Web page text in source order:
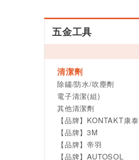
五金工具
清潔劑
除鏽/防水/吹塵劑
電子清潔(組)
其他清潔劑
【品牌】KONTAKT康泰
【品牌】3M
【品牌】帝羽
【品牌】AUTOSOL